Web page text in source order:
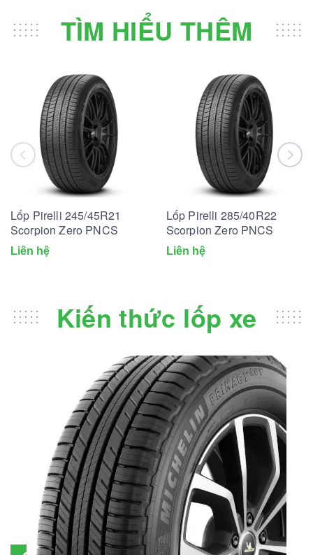
TÌM HIỂU THÊM
Lốp Pirelli 245/45R21
Scorpion Zero PNCS
Liên hệ
Lốp Pirelli 285/40R22
Scorpion Zero PNCS
Liên hệ
Kiến thức lốp xe
Đánh giá lốp Michelin Primacy SUV: Đáng